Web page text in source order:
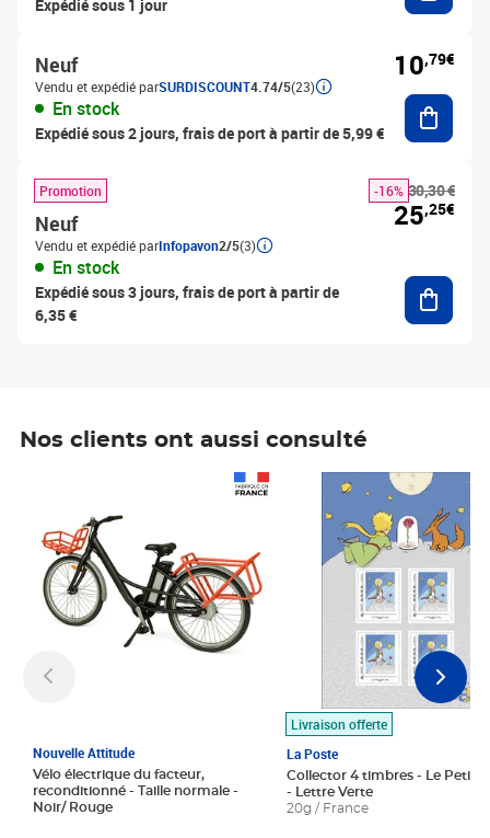
Expédié sous 1 jour
Neuf
Vendu et expédié parSURDISCOUNT4.74/5(23)
En stock
Expédié sous 2 jours, frais de port à partir de 5,99 €
10,79€
Promotion
Neuf
Vendu et expédié parInfopavon2/5(3)
En stock
Expédié sous 3 jours, frais de port à partir de
6,35 €
30,30 €
-16%
25,25€
Nos clients ont aussi consulté
Nouvelle Attitude
Vélo électrique du facteur,
reconditionné - Taille normale -
Noir/ Rouge
Livraison offerte
La Poste
Collector 4 timbres - Le Petit
- Lettre Verte
20g / France
Prix 7,50€